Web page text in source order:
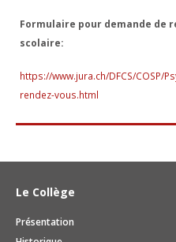
Formulaire pour demande de
scolaire:
https://www.jura.ch/DFCS/COSP/
rendez-vous.html
Le Collège
Présentation